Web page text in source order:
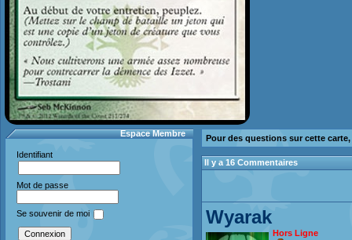
Espace Membre
Identifiant
Mot de passe
Se souvenir de moi
Pour des questions sur cette
Il y a 16 Commentaires
Wyarak
Hors Ligne